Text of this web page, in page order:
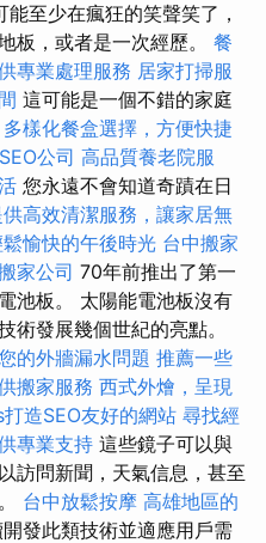
能至少在瘋狂的笑聲笑了，
板，或者是一次經歷。 餐
專業處理服務 居家打掃服
這可能是一個不錯的家庭
多樣化餐盒選擇，方便快捷
公司 高品質養老院服
您永遠不會知道奇蹟在日
高效清潔服務，讓家居無
愉快的午後時光 台中搬家
家公司 70年前推出了第一
池板。 太陽能電池板沒有
術發展幾個世紀的亮點。
的外牆漏水問題 推薦一些
搬家服務 西式外燴，呈現
造SEO友好的網站 尋找經
專業支持 這些鏡子可以與
訪問新聞，天氣信息，甚至
台中放鬆按摩 高雄地區的
發此類技術並適應用戶需